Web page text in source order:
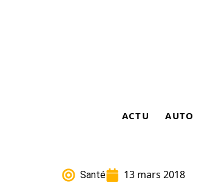
ACTU AUTO
Santé 13 mars 2018